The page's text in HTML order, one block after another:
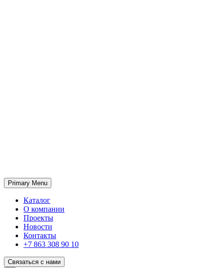
ГК «SABONE»
Оптовые поставки отделочных материалов и оборудования
Primary Menu
Каталог
О компании
Проекты
Новости
Контакты
+7 863 308 90 10
Связаться с нами